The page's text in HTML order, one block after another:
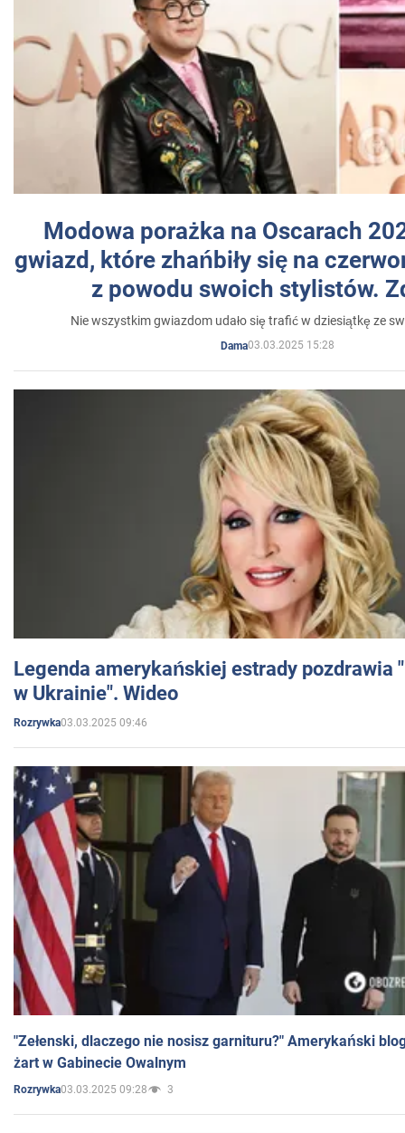
Modowa porażka na Oscarach
gwiazd, które zhańbiły się na
z powodu swoich stylistów.
Nie wszystkim gwiazdom udało się trafić w dziesiątkę ze
Dama03.03.2025 15:28
Legenda amerykańskiej estrady pozdrawia
w Ukrainie". Wideo
Rozrywka03.03.2025 09:46
"Zełenski, dlaczego nie nosisz garnituru?" Amerykański
żart w Gabinecie Owalnym
Rozrywka03.03.2025 09:28 3